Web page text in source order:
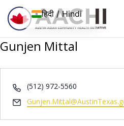
इसे छोड़कर सामग्री पर बढ़ने के लिए
Gunjen Mittal
Phone
(512) 972-5560
Email
हिदी / Hindi